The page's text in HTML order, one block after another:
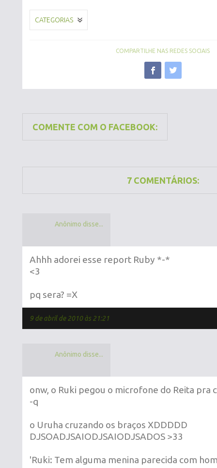
CATEGORIAS
COMPARTILHE NAS REDES SOCIAIS
COMENTE COM O FACEBOOK:
7 COMENTÁRIOS:
Anônimo disse...
Ahhh adorei esse report Ruby *-*
<3
pq sera? =X
9 de abril de 2010 às 21:21
Anônimo disse...
onw, o Ruki pegou o microfone do Reita pra
-q
o Uruha cruzando os braços XDDDDD
DJSOADJSAIODJSAIODJSADOS >33
'Ruki: Tem alguma menina parecida com